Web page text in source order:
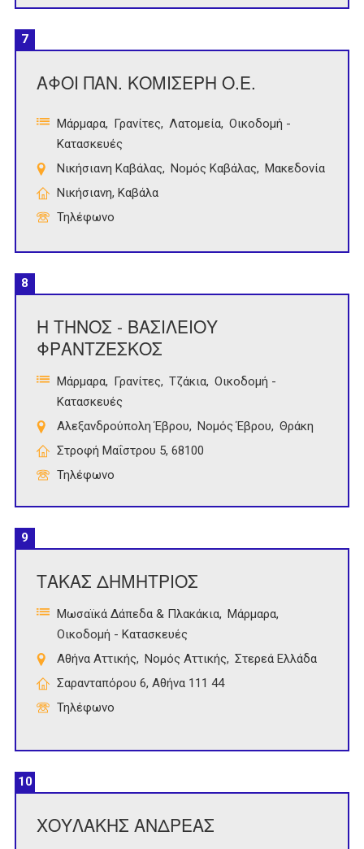
7
ΑΦΟΙ ΠΑΝ. ΚΟΜΙΣΕΡΗ Ο.Ε.
Μάρμαρα Γρανίτες Λατομεία Οικοδομή -
Κατασκευές
Νικήσιανη Καβάλας
Νομός Καβάλας
Μακεδονία
Νικήσιανη, Καβάλα
Τηλέφωνο
8
Η ΤΗΝΟΣ - ΒΑΣΙΛΕΙΟΥ
ΦΡΑΝΤΖΕΣΚΟΣ
Μάρμαρα Γρανίτες Τζάκια Οικοδομή -
Κατασκευές
Αλεξανδρούπολη Έβρου
Νομός Έβρου
Θράκη
Στροφή Μαΐστρου 5, 68100
Τηλέφωνο
9
ΤΑΚΑΣ ΔΗΜΗΤΡΙΟΣ
Μωσαϊκά Δάπεδα & Πλακάκια
Μάρμαρα
Οικοδομή - Κατασκευές
Αθήνα Αττικής
Νομός Αττικής
Στερεά Ελλάδα
Σαρανταπόρου 6, Αθήνα 111 44
Τηλέφωνο
10
ΧΟΥΛΑΚΗΣ ΑΝΔΡΕΑΣ